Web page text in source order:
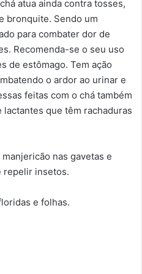
atua ainda contra tosses,
bronquite. Sendo um
para combater dor de
Recomenda-se o seu uso
de estômago. Tem ação
o ardor ao urinar e
feitas com o chá também
lactantes que têm rachaduras
nas gavetas e
repelir insetos.
e folhas.